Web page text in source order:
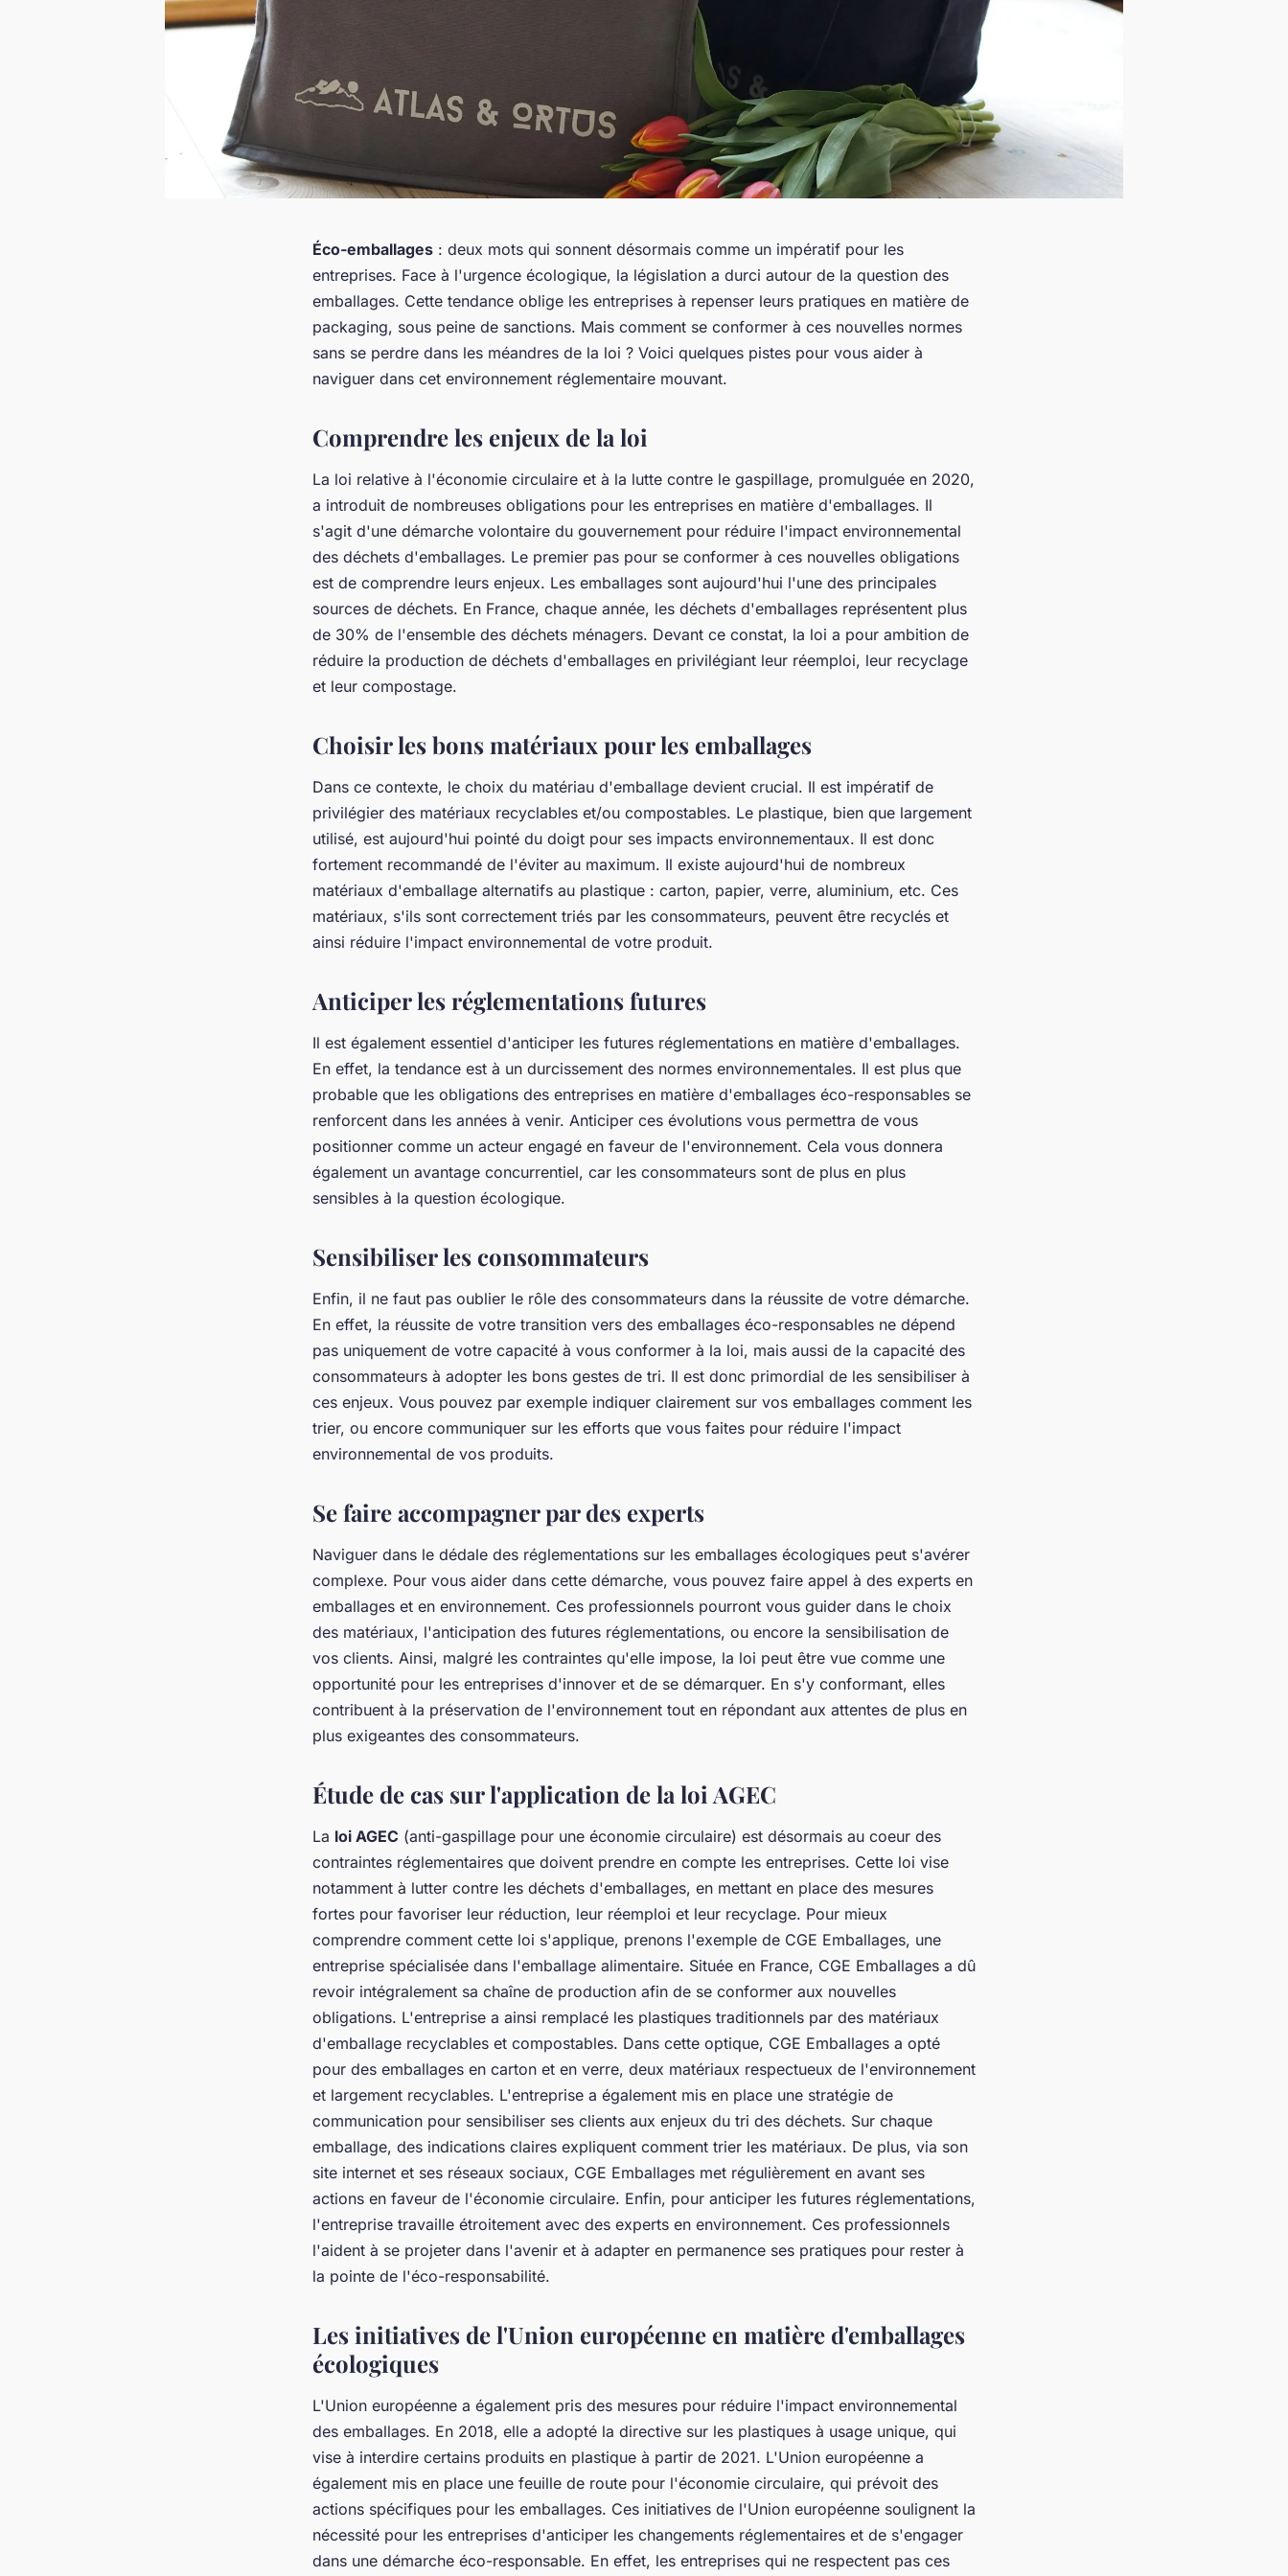
Éco-emballages : deux mots qui sonnent désormais comme un impératif pour les
entreprises. Face à l'urgence écologique, la législation a durci autour de la question des
emballages. Cette tendance oblige les entreprises à repenser leurs pratiques en matière de
packaging, sous peine de sanctions. Mais comment se conformer à ces nouvelles normes
sans se perdre dans les méandres de la loi ? Voici quelques pistes pour vous aider à
naviguer dans cet environnement réglementaire mouvant.
Comprendre les enjeux de la loi
La loi relative à l'économie circulaire et à la lutte contre le gaspillage, promulguée en 2020,
a introduit de nombreuses obligations pour les entreprises en matière d'emballages. Il
s'agit d'une démarche volontaire du gouvernement pour réduire l'impact environnemental
des déchets d'emballages. Le premier pas pour se conformer à ces nouvelles obligations
est de comprendre leurs enjeux. Les emballages sont aujourd'hui l'une des principales
sources de déchets. En France, chaque année, les déchets d'emballages représentent plus
de 30% de l'ensemble des déchets ménagers. Devant ce constat, la loi a pour ambition de
réduire la production de déchets d'emballages en privilégiant leur réemploi, leur recyclage
et leur compostage.
Choisir les bons matériaux pour les emballages
Dans ce contexte, le choix du matériau d'emballage devient crucial. Il est impératif de
privilégier des matériaux recyclables et/ou compostables. Le plastique, bien que largement
utilisé, est aujourd'hui pointé du doigt pour ses impacts environnementaux. Il est donc
fortement recommandé de l'éviter au maximum. Il existe aujourd'hui de nombreux
matériaux d'emballage alternatifs au plastique : carton, papier, verre, aluminium, etc. Ces
matériaux, s'ils sont correctement triés par les consommateurs, peuvent être recyclés et
ainsi réduire l'impact environnemental de votre produit.
Anticiper les réglementations futures
Il est également essentiel d'anticiper les futures réglementations en matière d'emballages.
En effet, la tendance est à un durcissement des normes environnementales. Il est plus que
probable que les obligations des entreprises en matière d'emballages éco-responsables se
renforcent dans les années à venir. Anticiper ces évolutions vous permettra de vous
positionner comme un acteur engagé en faveur de l'environnement. Cela vous donnera
également un avantage concurrentiel, car les consommateurs sont de plus en plus
sensibles à la question écologique.
Sensibiliser les consommateurs
Enfin, il ne faut pas oublier le rôle des consommateurs dans la réussite de votre démarche.
En effet, la réussite de votre transition vers des emballages éco-responsables ne dépend
pas uniquement de votre capacité à vous conformer à la loi, mais aussi de la capacité des
consommateurs à adopter les bons gestes de tri. Il est donc primordial de les sensibiliser à
ces enjeux. Vous pouvez par exemple indiquer clairement sur vos emballages comment les
trier, ou encore communiquer sur les efforts que vous faites pour réduire l'impact
environnemental de vos produits.
Se faire accompagner par des experts
Naviguer dans le dédale des réglementations sur les emballages écologiques peut s'avérer
complexe. Pour vous aider dans cette démarche, vous pouvez faire appel à des experts en
emballages et en environnement. Ces professionnels pourront vous guider dans le choix
des matériaux, l'anticipation des futures réglementations, ou encore la sensibilisation de
vos clients. Ainsi, malgré les contraintes qu'elle impose, la loi peut être vue comme une
opportunité pour les entreprises d'innover et de se démarquer. En s'y conformant, elles
contribuent à la préservation de l'environnement tout en répondant aux attentes de plus en
plus exigeantes des consommateurs.
Étude de cas sur l'application de la loi AGEC
La loi AGEC (anti-gaspillage pour une économie circulaire) est désormais au coeur des
contraintes réglementaires que doivent prendre en compte les entreprises. Cette loi vise
notamment à lutter contre les déchets d'emballages, en mettant en place des mesures
fortes pour favoriser leur réduction, leur réemploi et leur recyclage. Pour mieux
comprendre comment cette loi s'applique, prenons l'exemple de CGE Emballages, une
entreprise spécialisée dans l'emballage alimentaire. Située en France, CGE Emballages a dû
revoir intégralement sa chaîne de production afin de se conformer aux nouvelles
obligations. L'entreprise a ainsi remplacé les plastiques traditionnels par des matériaux
d'emballage recyclables et compostables. Dans cette optique, CGE Emballages a opté
pour des emballages en carton et en verre, deux matériaux respectueux de l'environnement
et largement recyclables. L'entreprise a également mis en place une stratégie de
communication pour sensibiliser ses clients aux enjeux du tri des déchets. Sur chaque
emballage, des indications claires expliquent comment trier les matériaux. De plus, via son
site internet et ses réseaux sociaux, CGE Emballages met régulièrement en avant ses
actions en faveur de l'économie circulaire. Enfin, pour anticiper les futures réglementations,
l'entreprise travaille étroitement avec des experts en environnement. Ces professionnels
l'aident à se projeter dans l'avenir et à adapter en permanence ses pratiques pour rester à
la pointe de l'éco-responsabilité.
Les initiatives de l'Union européenne en matière d'emballages
écologiques
L'Union européenne a également pris des mesures pour réduire l'impact environnemental
des emballages. En 2018, elle a adopté la directive sur les plastiques à usage unique, qui
vise à interdire certains produits en plastique à partir de 2021. L'Union européenne a
également mis en place une feuille de route pour l'économie circulaire, qui prévoit des
actions spécifiques pour les emballages. Ces initiatives de l'Union européenne soulignent la
nécessité pour les entreprises d'anticiper les changements réglementaires et de s'engager
dans une démarche éco-responsable. En effet, les entreprises qui ne respectent pas ces